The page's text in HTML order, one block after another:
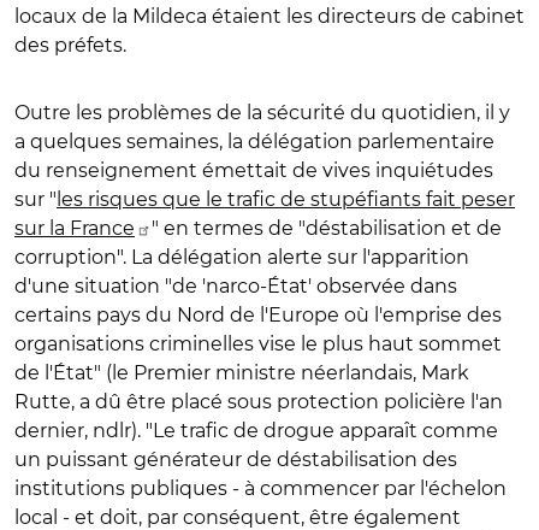
locaux de la Mildeca étaient les directeurs de cabinet
des préfets.
Outre les problèmes de la sécurité du quotidien, il y
a quelques semaines, la délégation parlementaire
du renseignement émettait de vives inquiétudes
sur " les risques que le trafic de stupéfiants fait peser
sur la France
" en termes de "déstabilisation et de
corruption". La délégation alerte sur l'apparition
d'une situation "de 'narco-État' observée dans
certains pays du Nord de l'Europe où l'emprise des
organisations criminelles vise le plus haut sommet
de l'État" (le Premier ministre néerlandais, Mark
Rutte, a dû être placé sous protection policière l'an
dernier, ndlr). "Le trafic de drogue apparaît comme
un puissant générateur de déstabilisation des
institutions publiques - à commencer par l'échelon
local - et doit, par conséquent, être également